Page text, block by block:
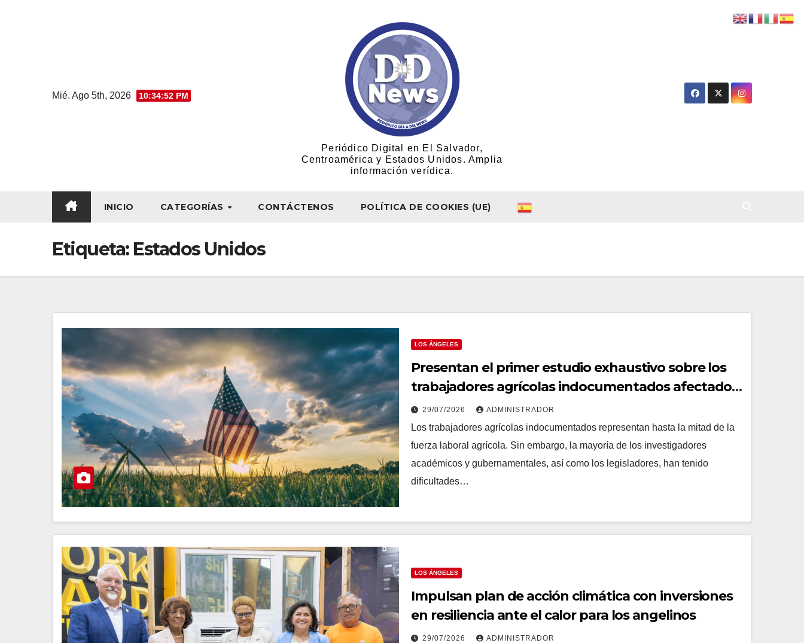
Mié. Ago 5th, 2026 10:34:54 PM
Periódico Digital en El Salvador,
Centroamérica y Estados Unidos. Amplia
información verídica.
INICIO CATEGORÍAS CONTÁCTENOS POLÍTICA DE COOKIES (UE)
Etiqueta: Estados Unidos
LOS ÁNGELES
Presentan el primer estudio exhaustivo sobre los
trabajadores agrícolas indocumentados afectados
por las redadas de inmigración
29/07/2026 ADMINISTRADOR
Los trabajadores agrícolas indocumentados representan hasta la mitad de la
fuerza laboral agrícola. Sin embargo, la mayoría de los investigadores
académicos y gubernamentales, así como los legisladores, han tenido
dificultades…
LOS ÁNGELES
Impulsan plan de acción climática con inversiones
en resiliencia ante el calor para los angelinos
29/07/2026 ADMINISTRADOR